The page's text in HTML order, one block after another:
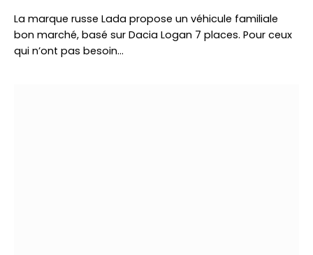
La marque russe Lada propose un véhicule familiale
bon marché, basé sur Dacia Logan 7 places. Pour ceux
qui n’ont pas besoin…